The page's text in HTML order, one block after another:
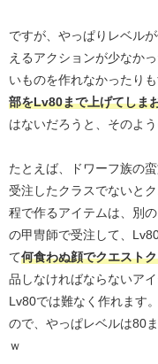
ですが、やっぱりレベル
えるアクションが少なか
いものを作れなかったり
部をLv80まで上げてしま
はないだろうと、そのよう
たとえば、ドワーフ族の
受注したクラスでないと
程で作るアイテムは、別
の甲冑師で受注して、
て何食わぬ顔でクエスト
品しなければならないア
Lv80では難なく作れます
ので、やっぱレベルは80
ｗ